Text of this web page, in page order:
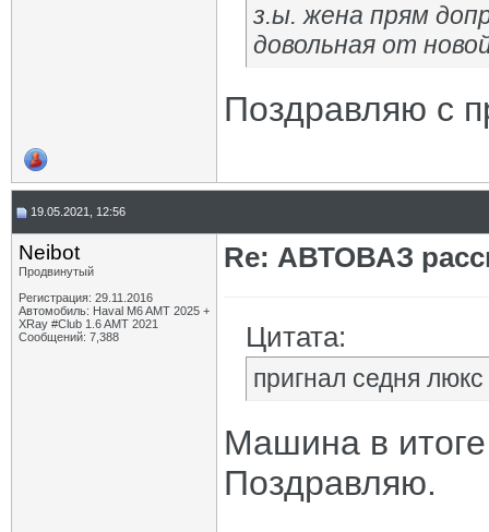
з.ы. жена прям
довольная от
Поздравляю с
19.05.2021, 12:56
Neibot
Продвинутый
Регистрация: 29.11.2016
Автомобиль: Haval M6 AMT 2025 +
XRay #Club 1.6 AMT 2021
Сообщений: 7,388
Re: АВТОВАЗ
Цитата:
пригнал седня
Машина в
Поздравляю.